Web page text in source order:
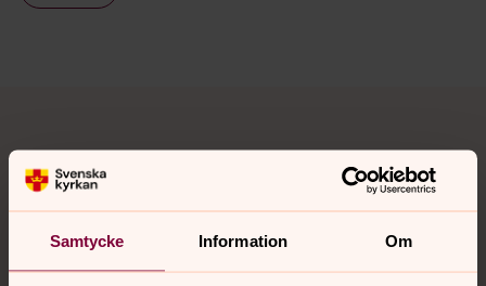
Samtycke Information Om
Kontakt